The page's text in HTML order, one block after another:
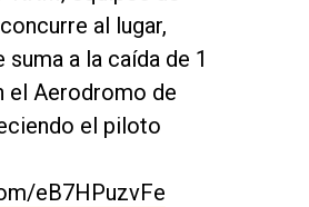
al lugar,
a la caída de 1
el Aerodromo de
el piloto
eB7HPuzvFe